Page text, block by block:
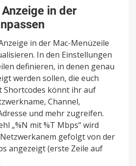
in der
in der Mac-Menüzeile
In den Einstellungen
definieren, in denen genau
werden sollen, die euch
Shortcodes könnt ihr auf
Channel,
und mehr zugreifen.
„%N mit %T Mbps“ wird
gefolgt von der
angezeigt (erste Zeile auf